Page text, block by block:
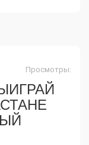
Просмотры: